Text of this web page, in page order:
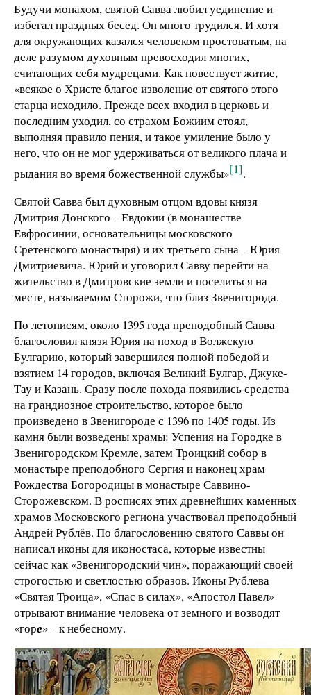
Будучи монахом, святой Савва любил уединение и
избегал праздных бесед. Он много трудился. И хотя
для окружающих казался человеком простоватым, на
деле разумом духовным превосходил многих,
считающих себя мудрецами. Как повествует житие,
«всякое о Христе благое изволение от святого этого
старца исходило. Прежде всех входил в церковь и
последним уходил, со страхом Божиим стоял,
выполняя правило пения, и такое умиление было у
него, что он не мог удерживаться от великого плача и
рыдания во время божественной службы»[1].
Святой Савва был духовным отцом вдовы князя
Дмитрия Донского – Евдокии (в монашестве
Евфросинии, основательницы московского
Сретенского монастыря) и их третьего сына – Юрия
Дмитриевича. Юрий и уговорил Савву перейти на
жительство в Дмитровские земли и поселиться на
месте, называемом Сторожи, что близ Звенигорода.
По летописям, около 1395 года преподобный Савва
благословил князя Юрия на поход в Волжскую
Булгарию, который завершился полной победой и
взятием 14 городов, включая Великий Булгар, Джуке-
Тау и Казань. Сразу после похода появились средства
на грандиозное строительство, которое было
произведено в Звенигороде с 1396 по 1405 годы. Из
камня были возведены храмы: Успения на Городке в
Звенигородском Кремле, затем Троицкий собор в
монастыре преподобного Сергия и наконец храм
Рождества Богородицы в монастыре Саввино-
Сторожевском. В росписях этих древнейших каменных
храмов Московского региона участвовал преподобный
Андрей Рублёв. По благословению святого Саввы он
написал иконы для иконостаса, которые известны
сейчас как «Звенигородский чин», поражающий своей
строгостью и светлостью образов. Иконы Рублева
«Святая Троица», «Спас в силах», «Апостол Павел»
отрывают внимание человека от земного и возводят
«горе» – к небесному.